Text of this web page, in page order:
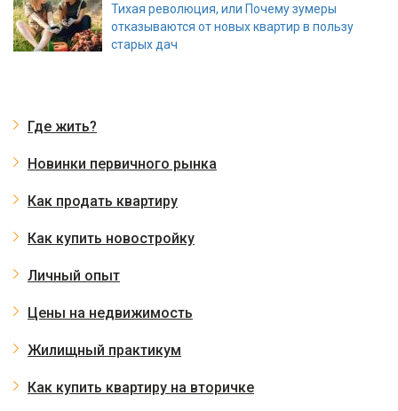
Тихая революция, или Почему зумеры
отказываются от новых квартир в пользу
старых дач
Где жить?
Новинки первичного рынка
Как продать квартиру
Как купить новостройку
Личный опыт
Цены на недвижимость
Жилищный практикум
Как купить квартиру на вторичке